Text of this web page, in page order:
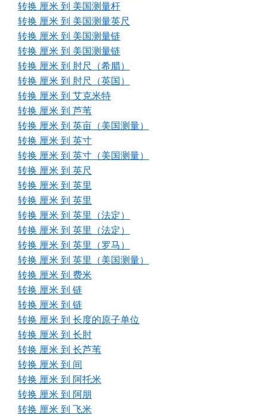
转换 厘米 到 美国测量杆
转换 厘米 到 美国测量英尺
转换 厘米 到 美国测量链
转换 厘米 到 美国测量链
转换 厘米 到 肘尺（希腊）
转换 厘米 到 肘尺（英国）
转换 厘米 到 艾克米特
转换 厘米 到 芦苇
转换 厘米 到 英亩（美国测量）
转换 厘米 到 英寸
转换 厘米 到 英寸（美国测量）
转换 厘米 到 英尺
转换 厘米 到 英里
转换 厘米 到 英里
转换 厘米 到 英里（法定）
转换 厘米 到 英里（法定）
转换 厘米 到 英里（罗马）
转换 厘米 到 英里（美国测量）
转换 厘米 到 费米
转换 厘米 到 链
转换 厘米 到 链
转换 厘米 到 长度的原子单位
转换 厘米 到 长肘
转换 厘米 到 长芦苇
转换 厘米 到 间
转换 厘米 到 阿托米
转换 厘米 到 阿朋
转换 厘米 到 飞米